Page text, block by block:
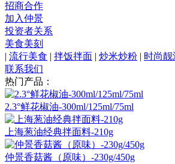
招商合作
加入仲景
投资者关系
美食美刻
| 流行美食 | 拌饭拌面 | 炒米炒粉 | 时尚靓
联系我们
热门产品：
2.3°鲜花椒油-300ml/125ml/75ml
上海葱油经典拌面料-210g
仲景香菇酱（原味）-230g/450g